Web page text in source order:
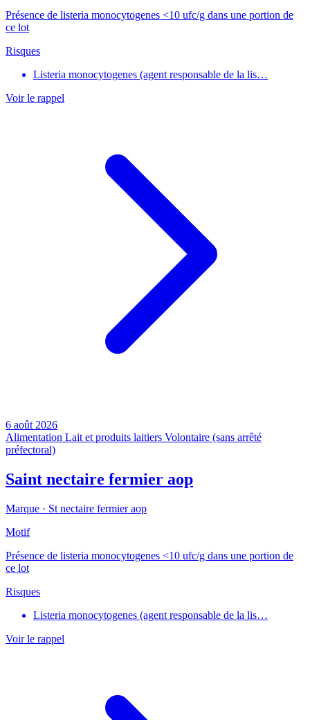
Présence de listeria monocytogenes <10 ufc/g dans une portion de
ce lot
Risques
Listeria monocytogenes (agent responsable de la lis…
Voir le rappel
6 août 2026
Alimentation Lait et produits laitiers Volontaire (sans arrêté
préfectoral)
Saint nectaire fermier aop
Marque · St nectaire fermier aop
Motif
Présence de listeria monocytogenes <10 ufc/g dans une portion de
ce lot
Risques
Listeria monocytogenes (agent responsable de la lis…
Voir le rappel